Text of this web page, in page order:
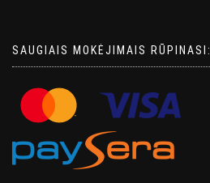
SAUGIAIS MOKĖJIMAIS RŪPINASI: